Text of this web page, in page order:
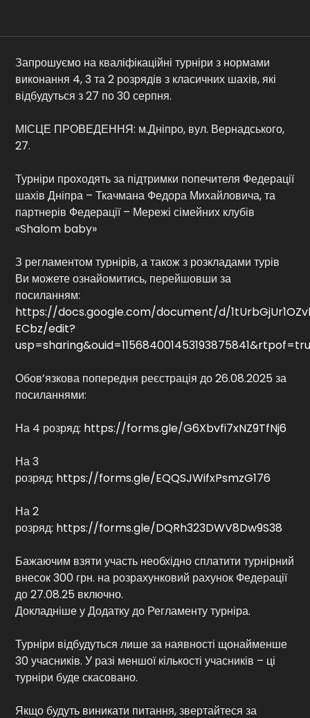
Запрошуємо на кваліфікаційні турніри з нормами
виконання 4, 3 та 2 розрядів з класичних шахів, які
відбудуться з 27 по 30 серпня.
МІСЦЕ ПРОВЕДЕННЯ: м.Дніпро, вул. Вернадського,
27.
Турніри проходять за підтримки попечителя Федерації
шахів Дніпра – Ткачмана Федора Михайловича, та
партнерів Федерації – Мережі сімейних клубів
«Shalom baby»
З регламентом турнірів, а також з розкладами турів
Ви можете ознайомитись, перейшовши за
посиланням:
https://docs.google.com/document/d/
ECbz/edit?
Обов’язкова попередня реєстрація до 26.08.2025 за
посиланнями:
На 4 розряд: https://forms.gle/G6Xbvfi7xNZ9TfNj6
На 3
розряд: https://forms.gle/EQQSJWifxPsmzG176
На 2
розряд: https://forms.gle/DQRh323DWV8Dw9S38
Бажаючим взяти участь необхідно сплатити турнірний
внесок 300 грн. на розрахунковий рахунок Федерації
до 27.08.25 включно.
Докладніше у Додатку до Регламенту турніра.
Турніри відбудуться лише за наявності щонайменше
30 учасників. У разі меншої кількості учасників – ці
турніри буде скасовано.
Якщо будуть виникати питання, звертайтеся за